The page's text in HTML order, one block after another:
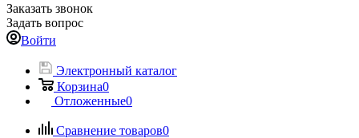
Заказать звонок
Задать вопрос
Войти
Электронный каталог
Корзина0
Отложенные0
Сравнение товаров0